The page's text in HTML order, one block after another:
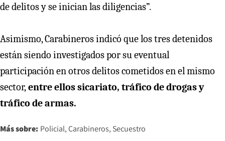
de delitos y se inician las diligencias”.
Asimismo, Carabineros indicó que los tres detenidos
están siendo investigados por su eventual
participación en otros delitos cometidos en el mismo
sector,entre ellos sicariato, tráfico de drogas y
tráfico de armas.
Más sobre: Policial Carabineros Secuestro